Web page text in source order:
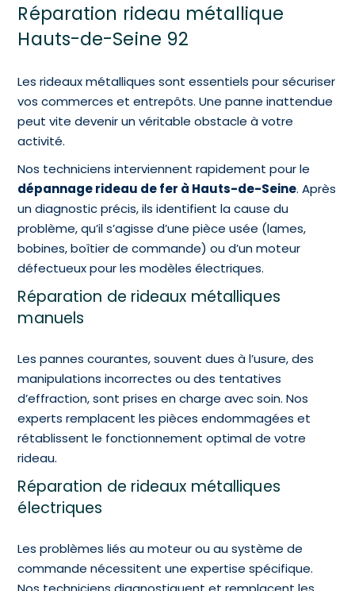
Réparation rideau métallique
Hauts-de-Seine 92
Les rideaux métalliques sont essentiels pour sécuriser
vos commerces et entrepôts. Une panne inattendue
peut vite devenir un véritable obstacle à votre
activité.
Nos techniciens interviennent rapidement pour le
dépannage rideau de fer à Hauts-de-Seine. Après
un diagnostic précis, ils identifient la cause du
problème, qu’il s’agisse d’une pièce usée (lames,
bobines, boîtier de commande) ou d’un moteur
défectueux pour les modèles électriques.
Réparation de rideaux métalliques
manuels
Les pannes courantes, souvent dues à l’usure, des
manipulations incorrectes ou des tentatives
d’effraction, sont prises en charge avec soin. Nos
experts remplacent les pièces endommagées et
rétablissent le fonctionnement optimal de votre
rideau.
Réparation de rideaux métalliques
électriques
Les problèmes liés au moteur ou au système de
commande nécessitent une expertise spécifique.